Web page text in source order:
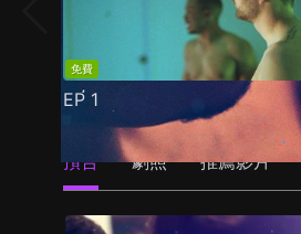
免費
EP 1
預告 劇照 推薦影片